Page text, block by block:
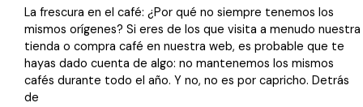
La frescura en el café: ¿Por qué no siempre tenemos los
mismos orígenes? Si eres de los que visita a menudo nuestra
tienda o compra café en nuestra web, es probable que te
hayas dado cuenta de algo: no mantenemos los mismos
cafés durante todo el año. Y no, no es por capricho. Detrás
de